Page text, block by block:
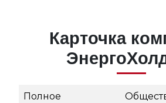
Карточка
Полное